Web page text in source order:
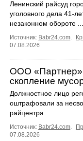
Ленинский райсуд
уголовного дела 41-
незаконном обороте ...
Источник: Babr24.com.
07.08.2026
ООО «Партнер»
скопление
Должностное лицо
оштрафовали за
райцентра.
Источник: Babr24.com.
07.08.2026